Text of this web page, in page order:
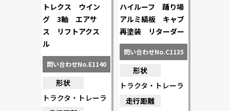
トレクス ウイン
グ 3軸 エアサ
ス リフトアクス
ル
問い合わせNo.E1140
形状
トラクタ・トレーラ
ハイルーフ 踊り場
アルミ縞板 キャブ
再塗装 リターダー
問い合わせNo.C1135
形状
トラクタ・トレーラ
走行距離